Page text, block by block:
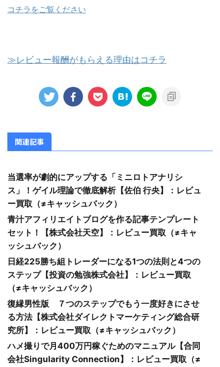
コチラをご覧ください
≫レビュー報酬がもらえる理由はコチラ
関連記事
当選率が劇的にアップする「ミニロトアナリシ
ス」！ゲイル理論で徹底解析【佐伯 行央】：レビュ
ー買取（≠キャッシュバック）
青汁アフィリエイトブログを作る記事テンプレート
セット！【株式会社天空】：レビュー買取（≠キャ
ッシュバック）
日経225勝ち組トレーダーになる1つの法則と4つの
ステップ【投資の勉強株式会社】：レビュー買取
（≠キャッシュバック）
復縁男性版 ７つのステップでもう一度好きにさせ
る方法【株式会社ダイレクトマーケティング総合研
究所】：レビュー買取（≠キャッシュバック）
ハメ撮りで月400万円稼ぐためのマニュアル【合同
会社Singularity Connection】：レビュー買取（≠